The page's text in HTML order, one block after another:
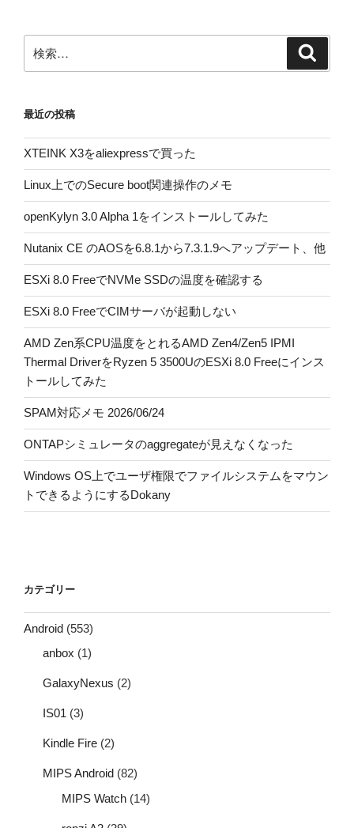
ン
索:
最近の投稿
XTEINK X3をaliexpressで買った
Linux上でのSecure boot関連操作のメモ
openKylyn 3.0 Alpha 1をインストールしてみた
Nutanix CE のAOSを6.8.1から7.3.1.9へアップデート、他
ESXi 8.0 FreeでNVMe SSDの温度を確認する
ESXi 8.0 FreeでCIMサーバが起動しない
AMD Zen系CPU温度をとれるAMD Zen4/Zen5 IPMI
Thermal DriverをRyzen 5 3500UのESXi 8.0 Freeにインス
トールしてみた
SPAM対応メモ 2026/06/24
ONTAPシミュレータのaggregateが見えなくなった
Windows OS上でユーザ権限でファイルシステムをマウン
トできるようにするDokany
カテゴリー
Android (553)
anbox (1)
GalaxyNexus (2)
IS01 (3)
Kindle Fire (2)
MIPS Android (82)
MIPS Watch (14)